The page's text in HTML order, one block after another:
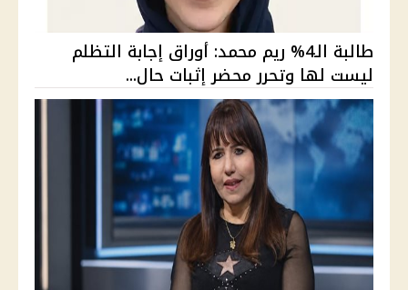
طالبة الـ4% ريم محمد: أوراق إجابة التظلم
ليست لها وتحرر محضر إثبات حال...